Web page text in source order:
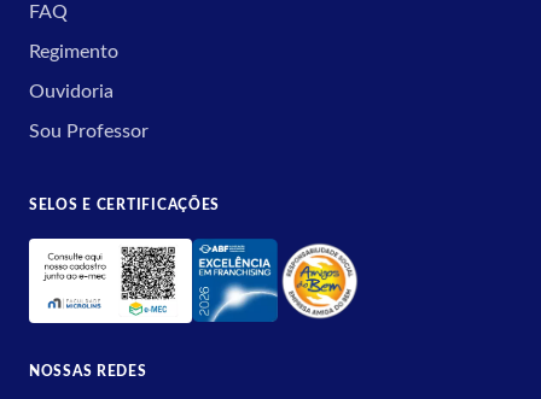
FAQ
Regimento
Ouvidoria
Sou Professor
SELOS E CERTIFICAÇÕES
NOSSAS REDES